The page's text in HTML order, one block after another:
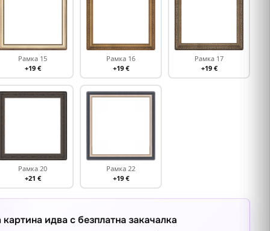
Рамка 15
+19 €
Рамка 16
+19 €
Рамка 17
+19 €
Рамка 20
+21 €
Рамка 22
+19 €
картина идва с безплатна закачалка